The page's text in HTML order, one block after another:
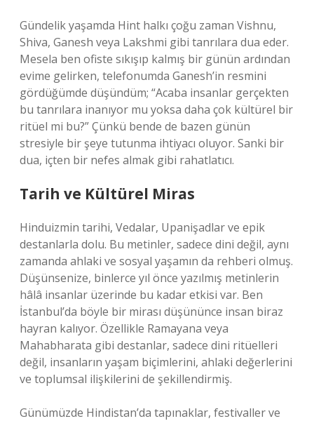
Gündelik yaşamda Hint halkı çoğu zaman Vishnu,
Shiva, Ganesh veya Lakshmi gibi tanrılara dua eder.
Mesela ben ofiste sıkışıp kalmış bir günün ardından
evime gelirken, telefonumda Ganesh’in resmini
gördüğümde düşündüm; “Acaba insanlar gerçekten
bu tanrılara inanıyor mu yoksa daha çok kültürel bir
ritüel mi bu?” Çünkü bende de bazen günün
stresiyle bir şeye tutunma ihtiyacı oluyor. Sanki bir
dua, içten bir nefes almak gibi rahatlatıcı.
Tarih ve Kültürel Miras
Hinduizmin tarihi, Vedalar, Upanişadlar ve epik
destanlarla dolu. Bu metinler, sadece dini değil, aynı
zamanda ahlaki ve sosyal yaşamın da rehberi olmuş.
Düşünsenize, binlerce yıl önce yazılmış metinlerin
hâlâ insanlar üzerinde bu kadar etkisi var. Ben
İstanbul’da böyle bir mirası düşününce insan biraz
hayran kalıyor. Özellikle Ramayana veya
Mahabharata gibi destanlar, sadece dini ritüelleri
değil, insanların yaşam biçimlerini, ahlaki değerlerini
ve toplumsal ilişkilerini de şekillendirmiş.
Günümüzde Hindistan’da tapınaklar, festivaller ve